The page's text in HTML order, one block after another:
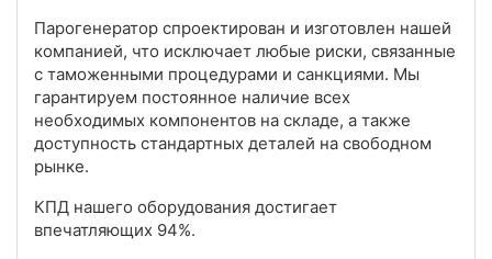
Парогенератор спроектирован и изготовлен нашей
компанией, что исключает любые риски, связанные
с таможенными процедурами и санкциями. Мы
гарантируем постоянное наличие всех
необходимых компонентов на складе, а также
доступность стандартных деталей на свободном
рынке.
КПД нашего оборудования достигает
впечатляющих 94%.